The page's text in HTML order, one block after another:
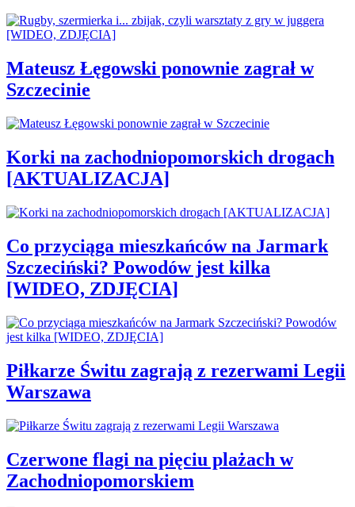
Mateusz Łęgowski ponownie zagrał w
Szczecinie
Korki na zachodniopomorskich drogach
[AKTUALIZACJA]
Co przyciąga mieszkańców na Jarmark
Szczeciński? Powodów jest kilka
[WIDEO, ZDJĘCIA]
Piłkarze Świtu zagrają z rezerwami Legii
Warszawa
Czerwone flagi na pięciu plażach w
Zachodniopomorskiem